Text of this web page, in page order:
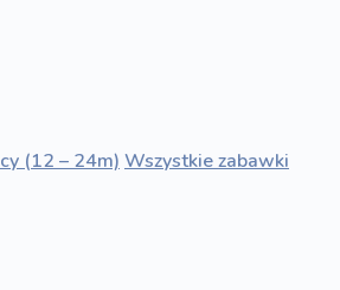
(12 – 24m) Wszystkie zabawki